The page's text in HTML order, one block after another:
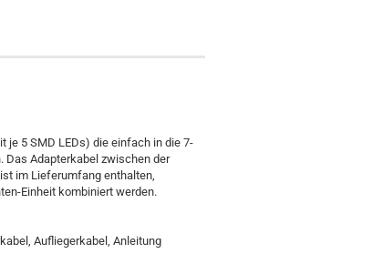
je 5 SMD LEDs) die einfach in die 7-
Das Adapterkabel zwischen der
im Lieferumfang enthalten,
Einheit kombiniert werden.
Aufliegerkabel, Anleitung